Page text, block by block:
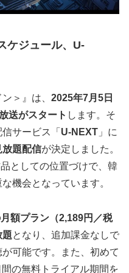
ケジュール、U-
＞』は、 2025年7月5日
送がスタート します。そ
サービス「 U-NEXT 」に
放題配信が決定しました。
としての位置づけで、韓
機会となっています。
額プラン（2,189円／税
題となり、追加課金なしで
可能です。また、初めて
の無料トライアル期間を